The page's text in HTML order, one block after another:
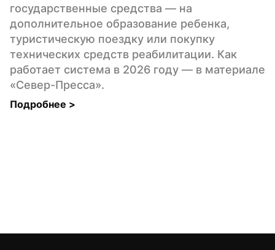
государственные средства — на
дополнительное образование ребенка,
туристическую поездку или покупку
технических средств реабилитации. Как
работает система в 2026 году — в материале
«Север-Пресса».
Подробнее >